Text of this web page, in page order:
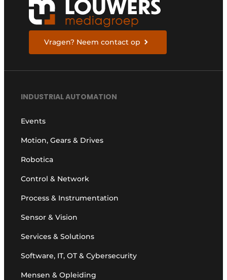
Vragen? Neem contact op
INDUSTRIAL AUTOMATION
Events
Motion, Gears & Drives
Robotica
Control & Network
Process & Instrumentation
Sensor & Vision
Services & Solutions
Software, IT, OT & Cybersecurity
Mensen & Opleiding